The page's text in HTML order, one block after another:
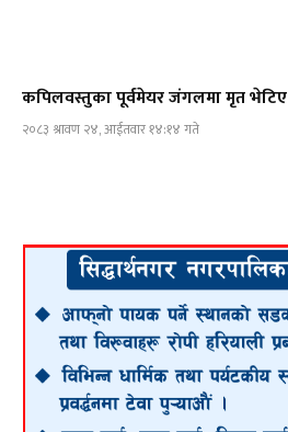
कपिलवस्तुका पूर्वमेयर जंगलमा मृत भेटिए
२०८३ श्रावण २४, आईतवार १४:१४ गते